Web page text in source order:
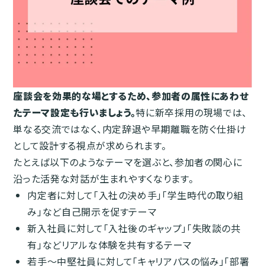
座談会を効果的な場とするため、参加者の属性にあわせ
たテーマ設定も行いましょう。特に新卒採用の現場では、
単なる交流ではなく、内定辞退や早期離職を防ぐ仕掛け
として設計する視点が求められます。
たとえば以下のようなテーマを選ぶと、参加者の関心に
沿った活発な対話が生まれやすくなります。
内定者に対して「入社の決め手」「学生時代の取り組
み」など自己開示を促すテーマ
新入社員に対して「入社後のギャップ」「失敗談の共
有」などリアルな体験を共有するテーマ
若手〜中堅社員に対して「キャリアパスの悩み」「部署